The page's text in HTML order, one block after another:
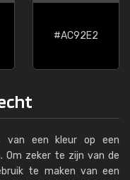
#AC92E2
van een kleur op een
Om zeker te zijn van de
te maken van een